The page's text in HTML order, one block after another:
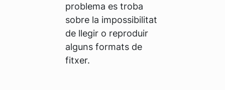
problema es troba
sobre la impossibilitat
de llegir o reproduir
alguns formats de
fitxer.